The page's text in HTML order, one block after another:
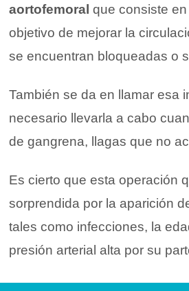
aortofemoral que consiste
objetivo de mejorar la
se encuentran bloqueadas o
También se da en llamar esa
necesario llevarla a cabo
de gangrena, llagas que no
Es cierto que esta operación
sorprendida por la aparición
tales como infecciones, la
presión arterial alta por su